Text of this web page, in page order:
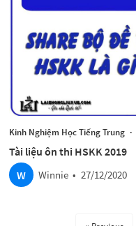
Kinh Nghiệm Học Tiếng Trung ·
Tài liệu ôn thi HSKK 2019
W
Winnie • 27/12/2020